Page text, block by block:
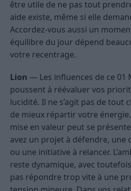
être utile de ne pas tout
aide existe, même si elle
Accordez-vous aussi un
équilibre du jour dépend
votre recentrage.
Lion — Les influences de ce 01
poussent à réévaluer vos
lucidité. Il ne s’agit pas de tout
de mieux répartir votre
mise en valeur peut se
avez un projet à défendre, une
ou une initiative à relancer.
reste dynamique, avec
pas répondre trop vite à une